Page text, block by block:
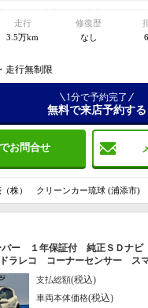
走行
3.5万km
修復歴
なし
走行無制限
お問合せ
1分で予約完了
無料で来店予約する
（株） クリーンカー琉球 (浦添市)
バー １年保証付 純正ＳＤナ
ラレコ コーナーセンサー ス
Ｃ 純正１６インチアルミ 車
支払総額(税込)
車両本体価格(税込)